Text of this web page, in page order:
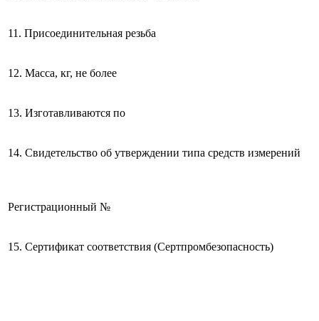
11. Присоединительная резьба
12. Масса, кг, не более
13. Изготавливаются по
14. Свидетельство об утверждении типа средств измерений
Регистрационный №
15. Сертификат соответствия (Сертпромбезопасность)